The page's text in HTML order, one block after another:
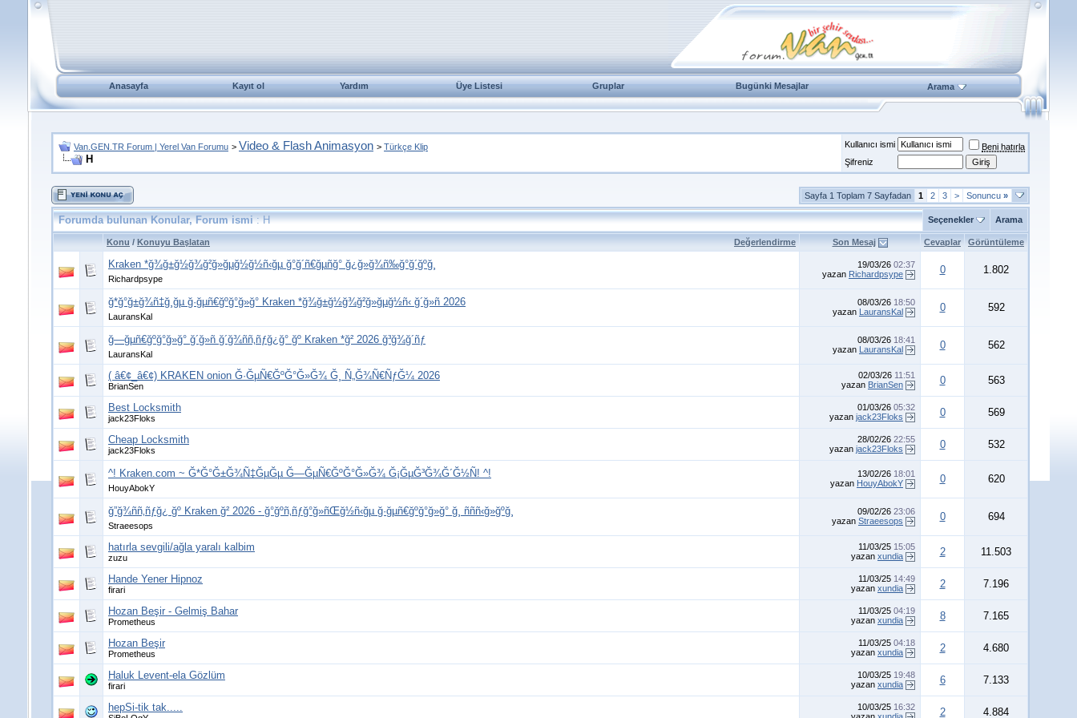
Anasayfa Kayıt ol Yardım Üye Listesi Gruplar Bugünki Mesajlar Arama
Van.GEN.TR Forum | Yerel Van Forumu > Video & Flash Animasyon > Türkçe Klip
H
Kullanıcı ismi
Beni hatırla
Şifreniz
Sayfa 1 Toplam 7 Sayfadan 1 2 3 > Sonuncu »
Forumda bulunan Konular, Forum ismi: H Seçenekler Arama
Değerlendirme
Konu / Konuyu Başlatan Son Mesaj Cevaplar Görüntüleme
Kraken *ğ¾ğ±ğ½ğ¾ğ²ğ»ğµğ½ğ½ñ‹ğµ ğ°ğ´ñ€ğµñğ° ğ¿ğ»ğ¾ñ‰ğ°ğ´ğºğ¸
Richardpsype
19/03/26 02:37
yazan Richardpsype 0 1.802
ğ*ğ°ğ±ğ¾ñ‡ğ¸ğµ ğ·ğµñ€ğºğ°ğ»ğ° Kraken *ğ¾ğ±ğ½ğ¾ğ²ğ»ğµğ½ñ‹ ğ´ğ»ñ 2026
LauransKal
08/03/26 18:50
yazan LauransKal 0 592
ğ—ğµñ€ğºğ°ğ»ğ° ğ´ğ»ñ ğ´ğ¾ññ‚ñƒğ¿ğ° ğº Kraken *ğ² 2026 ğ³ğ¾ğ´ñƒ
LauransKal
08/03/26 18:41
yazan LauransKal 0 562
( â€¢_â€¢) KRAKEN onion Ğ·ĞµÑ€ĞºĞ°Ğ»Ğ¾ Ğ¸ Ñ„Ğ¾Ñ€ÑƒĞ¼ 2026
BrianSen
02/03/26 11:51
yazan BrianSen 0 563
Best Locksmith
jack23Floks
01/03/26 05:32
yazan jack23Floks 0 569
Cheap Locksmith
jack23Floks
28/02/26 22:55
yazan jack23Floks 0 532
^! Kraken.com ~ Ğ*Ğ°Ğ±Ğ¾Ñ‡ĞµĞµ Ğ—ĞµÑ€ĞºĞ°Ğ»Ğ¾ Ğ¡ĞµĞ³Ğ¾Ğ´Ğ½Ñ! ^!
HouyAbokY
13/02/26 18:01
yazan HouyAbokY 0 620
ğ”ğ¾ññ‚ñƒğ¿ ğº Kraken ğ² 2026 - ğ°ğºñ‚ñƒğ°ğ»ñŒğ½ñ‹ğµ ğ·ğµñ€ğºğ°ğ»ğ° ğ¸ ñññ‹ğ»ğºğ¸
Straeesops
09/02/26 23:06
yazan Straeesops 0 694
hatırla sevgili/ağla yaralı kalbim
zuzu
11/03/25 15:05
yazan xundia 2 11.503
Hande Yener Hipnoz
firari
11/03/25 14:49
yazan xundia 2 7.196
Hozan Beşir - Gelmiş Bahar
Prometheus
11/03/25 04:19
yazan xundia 8 7.165
Hozan Beşir
Prometheus
11/03/25 04:18
yazan xundia 2 4.680
Haluk Levent-ela Gözlüm
firari
10/03/25 19:48
yazan xundia 6 7.133
hepSi-tik tak..... 10/03/25 16:32
2 4.884